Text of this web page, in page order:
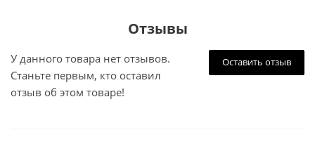
Отзывы
Оставить отзыв
У данного товара нет отзывов.
Станьте первым, кто оставил
отзыв об этом товаре!